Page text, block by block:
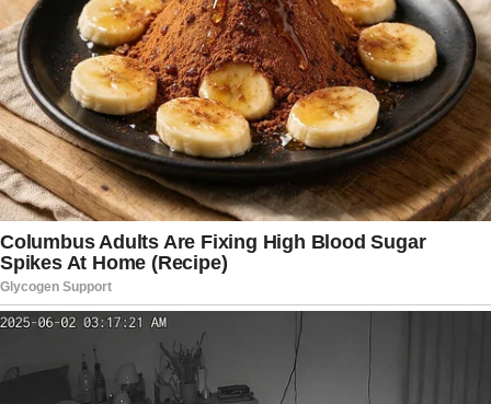
Enquanto segue acumulando conquistas dentro
de campo e atraindo os olhares do mundo
durante a Copa do Mundo de 2026, Erling
Haaland mostra que sua maior vitória pode estar
fora dos estádios. Ao lado de Isabel Haugseng
Johansen e do filho, o astro norueguês constrói
uma história marcada por estabilidade, respeito e
companheirismo. A combinação entre talento
esportivo e uma vida familiar sólida ajuda a
explicar por que o atacante continua sendo um
dos personagens mais admirados do esporte